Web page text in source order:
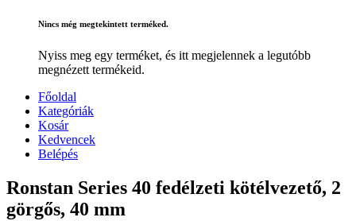
Nincs még megtekintett terméked.
Nyiss meg egy terméket, és itt megjelennek a legutóbb
megnézett termékeid.
Főoldal
Kategóriák
Kosár
Kedvencek
Belépés
Ronstan Series 40 fedélzeti kötélvezető, 2
görgős, 40 mm